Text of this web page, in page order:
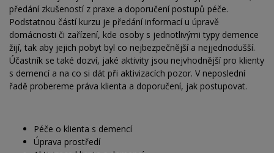
předání zkušeností z praxe a doporučení postupů péče.
Podstatnou částí kurzu je předání informací u úpravě
domácnosti či zařízení, kde osoby s jednotlivými typy demence
žijí, tak aby jejich pobyt byl co nejbezpečnější a nejjednodušší.
Účastník se také dozví, jaké aktivity jsou nejvhodnější pro klienty
s demencí a na co si dát při aktivizacích pozor. V neposlední
řadě probereme práva klienta a doporučení, jak postupovat.
Péče o klienta s demencí
Úprava prostředí